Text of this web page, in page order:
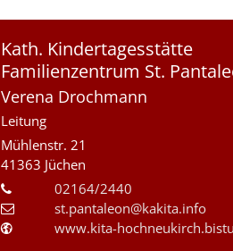
Kath. Kindertagesstätte
Familienzentrum St.
Verena Drochmann
Leitung
Mühlenstr. 21
41363 Jüchen
02164/2440
st.pantaleon@kakita.info
www.kita-